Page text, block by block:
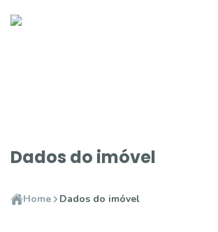
Dados do imóvel
Home Dados do imóvel